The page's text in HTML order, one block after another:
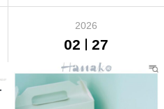
2026
02 27